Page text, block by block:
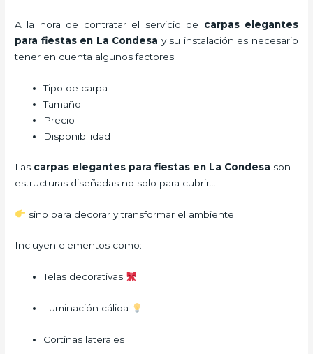
A la hora de contratar el servicio de carpas elegantes
para fiestas en La Condesa y su instalación es necesario
tener en cuenta algunos factores:
Tipo de carpa
Tamaño
Precio
Disponibilidad
Las carpas elegantes para fiestas en La Condesa son
estructuras diseñadas no solo para cubrir…
sino para decorar y transformar el ambiente.
Incluyen elementos como:
Telas decorativas
Iluminación cálida
Cortinas laterales